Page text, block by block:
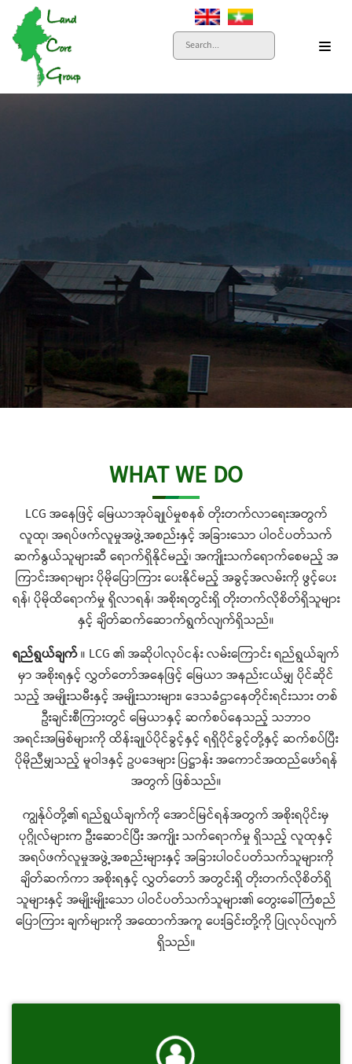
WHAT WE DO
LCG အနေဖြင့် မြေယာအုပ်ချုပ်မှုစနစ် တိုးတက်လာရေးအတွက်
လူထု၊ အရပ်ဖက်လူမှုအဖွဲ့အစည်းနှင့် အခြားသော ပါဝင်ပတ်သက်
ဆက်နွယ်သူများဆီ ရောက်ရှိနိုင်မည့်၊ အကျိုးသက်ရောက်စေမည့် အ
ကြာင်းအရာများ ပိုမိုပြောကြား ပေးနိုင်မည့် အခွင့်အလမ်းကို ဖွင့်ပေး
ရန်၊ ပိုမိုထိရောက်မှု ရှိလာရန်၊ အစိုးရတွင်းရှိ တိုးတက်လိုစိတ်ရှိသူများ
နှင့် ချိတ်ဆက်ဆောက်ရွက်လျက်ရှိသည်။
ရည်ရွယ်ချက်။ LCG ၏ အဆိုပါလုပ်ငန်း လမ်းကြောင်း ရည်ရွယ်ချက်
မှာ အစိုးရနှင့် လွှတ်တော်အနေဖြင့် မြေယာ အနည်းငယ်မျှ ပိုင်ဆိုင်
သည့် အမျိုးသမီးနှင့် အမျိုးသားများ၊ ဒေသခံဌာနေတိုင်းရင်းသား တစ်
ဦးချင်းစီကြားတွင် မြေယာနှင့် ဆက်စပ်နေသည့် သဘာဝ
အရင်းအမြစ်များကို ထိန်းချုပ်ပိုင်ခွင့်နှင့် ရရှိပိုင်ခွင့်တို့နှင့် ဆက်စပ်ပြီး
ပိုမိုညီမျှသည့် မူဝါဒနှင့် ဥပဒေများ ပြဋ္ဌာန်း အကောင်အထည်ဖော်ရန်
အတွက် ဖြစ်သည်။
ကျွန်ုပ်တို့၏ ရည်ရွယ်ချက်ကို အောင်မြင်ရန်အတွက် အစိုးရပိုင်းမှ
ပုဂ္ဂိုလ်များက ဦးဆောင်ပြီး အကျိုး သက်ရောက်မှု ရှိသည့် လူထုနှင့်
အရပ်ဖက်လူမှုအဖွဲ့အစည်းများနှင့် အခြားပါဝင်ပတ်သက်သူများကို
ချိတ်ဆက်ကာ အစိုးရနှင့် လွှတ်တော် အတွင်းရှိ တိုးတက်လိုစိတ်ရှိ
သူများနှင့် အမျိုးမျိုးသော ပါဝင်ပတ်သက်သူများ၏ တွေးခေါ်ကြံစည်
ပြောကြား ချက်များကို အထောက်အကူ ပေးခြင်းတို့ကို ပြုလုပ်လျက်
ရှိသည်။